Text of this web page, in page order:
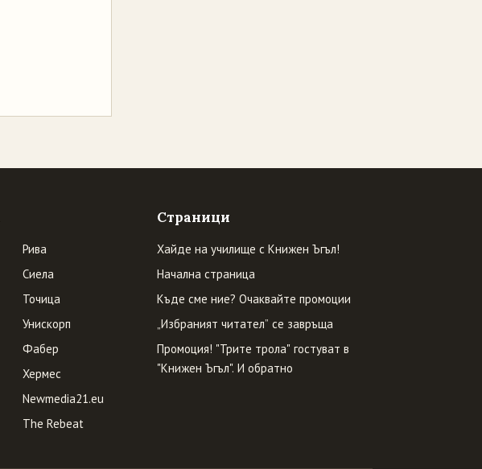
Рива
Сиела
Точица
Унискорп
Фабер
Хермес
Newmedia21.eu
The Rebeat
Страници
Хайде на училище с Книжен Ъгъл!
Начална страница
Къде сме ние? Очаквайте промоции
„Избраният читател” се завръща
Промоция! "Трите трола" гостуват в
"Книжен Ъгъл". И обратно